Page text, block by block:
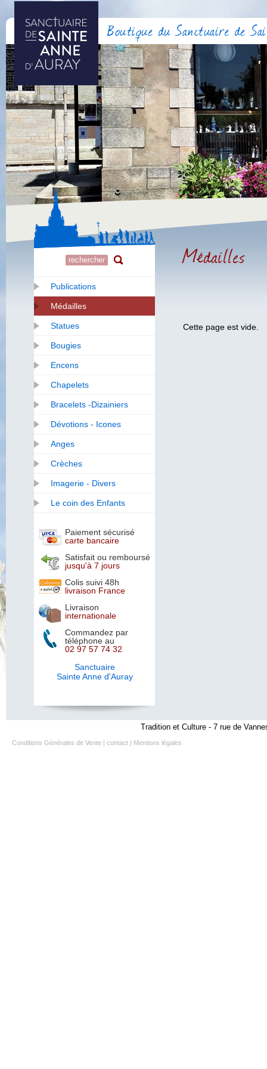
Boutique du Sanctuaire de
Publications
Médailles
Statues
Bougies
Encens
Chapelets
Bracelets -Dizainiers
Dévotions - Icones
Anges
Crèches
Imagerie - Divers
Le coin des Enfants
Paiement sécurisé
carte bancaire
Satisfait ou remboursé
jusqu'à 7 jours
Colis suivi 48h
livraison France
Livraison
internationale
Commandez par
téléphone au
02 97 57 74 32
Sanctuaire
Sainte Anne d'Auray
Médailles
Cette page est vide.
Tradition et Culture - 7 rue de
Conditions Générales de Vente | contact | Mentions légales